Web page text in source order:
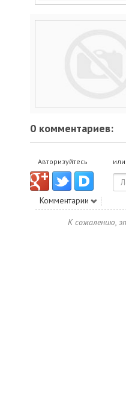
0 комментариев:
Авторизуйтесь
Комментарии
К сожалению,